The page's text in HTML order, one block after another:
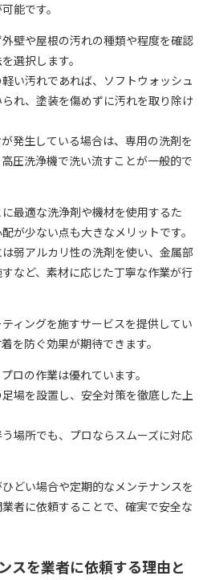
能です。
壁や屋根の汚れの種類や程度を確認
選択します。
い汚れであれば、ソフトウォッシュ
れ、塗装を傷めずに汚れを取り除け
発生している場合は、専用の洗剤を
圧洗浄機で洗い流すことが一般的で
最適な洗浄剤や機材を使用するた
が少ない点も大きなメリットです。
弱アルカリ性の洗剤を使い、金属部
など、素材に応じた丁寧な作業が行
ィングを施すサービスを提供してい
を防ぐ効果が期待できます。
ロの作業は優れています。
場を設置し、安全対策を徹底した上
場所でも、プロならスムーズに対応
どい場合や定期的なメンテナンスを
者に依頼することで、確実で安全な
スを業者に依頼する理由と